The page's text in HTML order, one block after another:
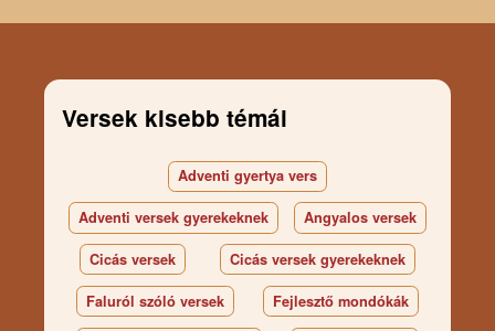
Versek kisebb témái
Adventi gyertya vers
Adventi versek gyerekeknek Angyalos versek
Cicás versek Cicás versek gyerekeknek
Faluról szóló versek Fejlesztő mondókák